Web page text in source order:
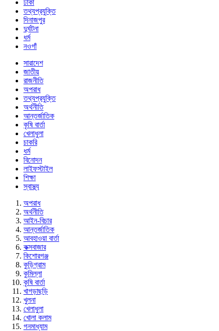
ঢাকা
তথ্যপ্রযুক্তি
দিনাজপুর
দুর্ঘটনা
ধর্ম
নওগাঁ
সারাদেশ
জাতীয়
রাজনীতি
অপরাধ
তথ্যপ্রযুক্তি
অর্থনীতি
আন্তর্জাতিক
কৃষি বার্তা
খেলাধুলা
চাকরি
ধর্ম
বিনোদন
লাইফস্টাইল
শিক্ষা
স্বাস্থ্য
অপরাধ
অর্থনীতি
আইন-বিচার
আন্তর্জাতিক
আবহাওয়া বার্তা
কক্সবাজার
কিশোরগঞ্জ
কুড়িগ্রাম
কুমিল্লা
কৃষি বার্তা
খাগড়াছড়ি
খুলনা
খেলাধুলা
খোলা কলাম
গনমাধ্যাম